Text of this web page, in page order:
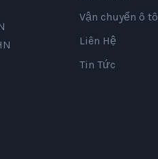
Vận chuyển ô tô
Liên Hệ
Tin Tức